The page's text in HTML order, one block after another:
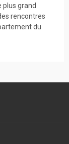
plus grand
rencontres
du